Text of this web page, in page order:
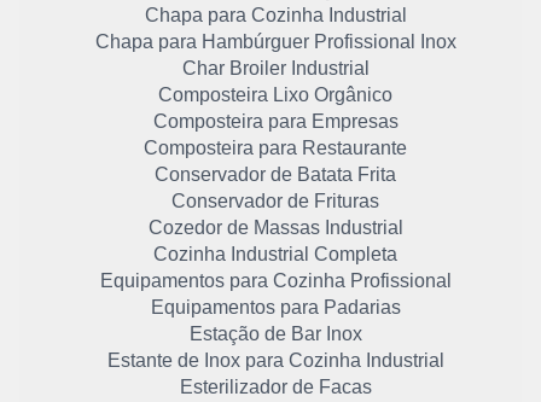
Chapa para Cozinha Industrial
Chapa para Hambúrguer Profissional Inox
Char Broiler Industrial
Composteira Lixo Orgânico
Composteira para Empresas
Composteira para Restaurante
Conservador de Batata Frita
Conservador de Frituras
Cozedor de Massas Industrial
Cozinha Industrial Completa
Equipamentos para Cozinha Profissional
Equipamentos para Padarias
Estação de Bar Inox
Estante de Inox para Cozinha Industrial
Esterilizador de Facas